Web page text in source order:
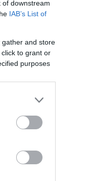
of downstream
IAB’s List of
gather and store
to grant or
purposes